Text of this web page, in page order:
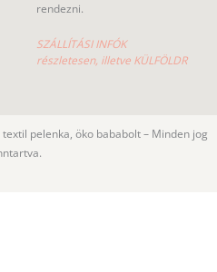
rendezni.
SZÁLLÍTÁSI INFÓK
részletesen, illetve KÜLFÖLDR
pelenka, öko bababolt – Minden jog